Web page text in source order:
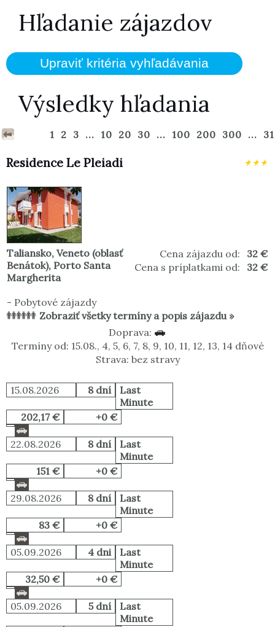
Hľadanie zájazdov
Výsledky hľadania
1 2 3 ... 10 20 30 ... 100 200 300 ...
Residence Le Pleiadi
Cena zájazdu od:
32 €
Cena s príplatkami od:
32 €
Taliansko, Veneto (oblasť
Benátok), Porto Santa
Margherita
- Pobytové zájazdy
Zobraziť všetky termíny a popis zájazdu »
Doprava:
Termíny od: 15.08., 4, 5, 6, 7, 8, 9, 10, 11, 12, 13, 14 dňové
Strava: bez stravy
15.08.2026 8 dní
Last
Minute
202,17 €
+0 €
22.08.2026 8 dní
Last
Minute
151 €
+0 €
29.08.2026 8 dní
Last
Minute
83 €
+0 €
05.09.2026 4 dni
Last
Minute
32,50 €
+0 €
05.09.2026 5 dní
Last
Minute